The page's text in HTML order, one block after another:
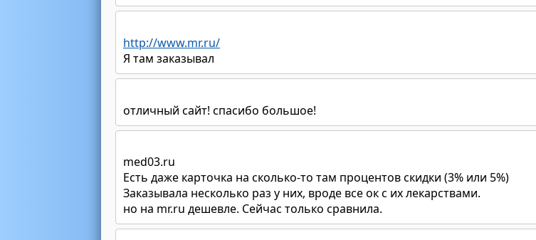
http://www.mr.ru/
Я там заказывал
отличный сайт! спасибо большое!
med03.ru
Есть даже карточка на сколько-то там процентов скидки (3% или 5%)
Заказывала несколько раз у них, вроде все ок с их лекарствами.
но на mr.ru дешевле. Сейчас только сравнила.